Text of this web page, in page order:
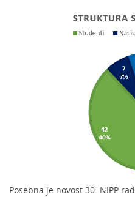
Posebna je novost 30. NIPP